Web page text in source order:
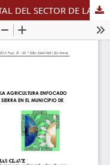
DIAGNÓSTICO SOCIO-AMBIENTAL DEL SECTOR DE LA AGRICULTURA ENFOCADO EN LA PRODUCCIÓN DE ARROZ EN LA VEREDA LA SIERRA EN EL MUNICIPIO DE LÉRIDA-TOLIMA, COLOMBIA